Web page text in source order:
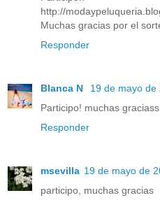
http://
Muchas gracias por el
Responder
Blanca N
19 de mayo de
Participo! muchas graciass
Responder
msevilla 19 de mayo de
participo, muchas gracias